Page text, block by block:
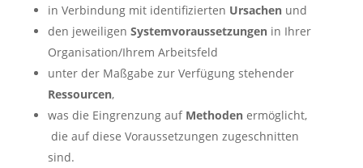
in Verbindung mit identifizierten Ursachenund
den jeweiligen Systemvoraussetzungenin Ihrer
Organisation/Ihrem Arbeitsfeld
unter der Maßgabe zur Verfügung stehender
Ressourcen,
was die Eingrenzung auf Methodenermöglicht,
die auf diese Voraussetzungen zugeschnitten
sind.